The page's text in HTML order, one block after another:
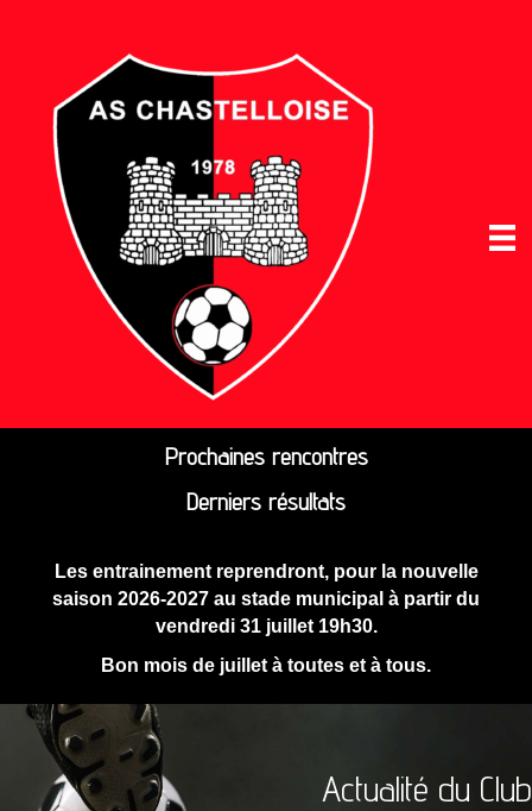
Prochaines rencontres
Derniers résultats
Les entrainement reprendront, pour la nouvelle
saison 2026-2027 au stade municipal à partir du
vendredi 31 juillet 19h30.
Bon mois de juillet à toutes et à tous.
Actualité du Club